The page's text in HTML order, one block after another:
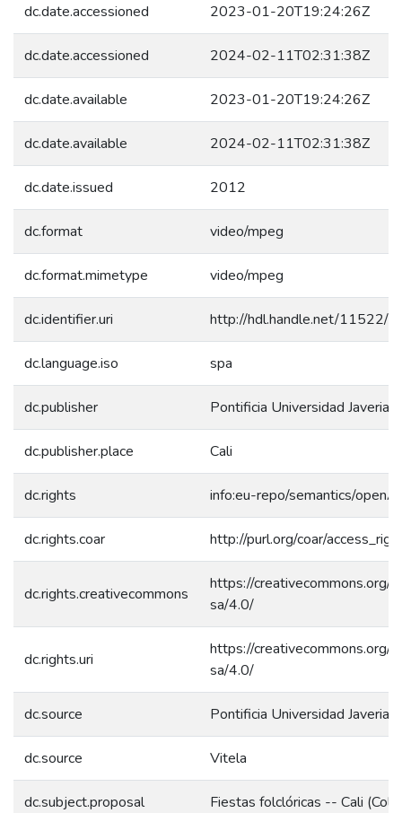
dc.date.accessioned 2023-01-20T19:24:26Z
dc.date.accessioned 2024-02-11T02:31:38Z
dc.date.available 2023-01-20T19:24:26Z
dc.date.available 2024-02-11T02:31:38Z
dc.date.issued 2012
dc.format video/mpeg
dc.format.mimetype video/mpeg
dc.identifier.uri http://hdl.handle.net/11522/
dc.language.iso spa
dc.publisher Pontificia Universidad
dc.publisher.place Cali
dc.rights info:eu-repo/semantics/
dc.rights.coar http://purl.org/coar/
dc.rights.creativecommons
https://creativecommons.org/
sa/4.0/
dc.rights.uri
https://creativecommons.org/
sa/4.0/
dc.source Pontificia Universidad
dc.source Vitela
dc.subject.proposal Fiestas folclóricas -- Cali